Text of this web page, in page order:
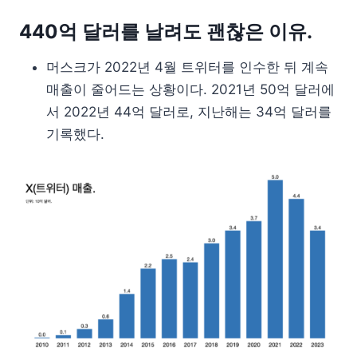
440억 달러를 날려도 괜찮은 이유.
머스크가 2022년 4월 트위터를 인수한 뒤 계속
매출이 줄어드는 상황이다. 2021년 50억 달러에
서 2022년 44억 달러로, 지난해는 34억 달러를
기록했다.